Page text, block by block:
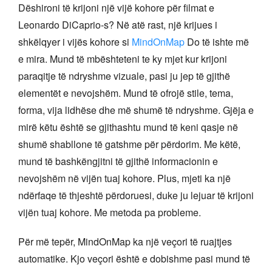
Dëshironi të krijoni një vijë kohore për filmat e
Leonardo DiCaprio-s? Në atë rast, një krijues i
shkëlqyer i vijës kohore si MindOnMap Do të ishte më
e mira. Mund të mbështeteni te ky mjet kur krijoni
paraqitje të ndryshme vizuale, pasi ju jep të gjithë
elementët e nevojshëm. Mund të ofrojë stile, tema,
forma, vija lidhëse dhe më shumë të ndryshme. Gjëja e
mirë këtu është se gjithashtu mund të keni qasje në
shumë shabllone të gatshme për përdorim. Me këtë,
mund të bashkëngjitni të gjithë informacionin e
nevojshëm në vijën tuaj kohore. Plus, mjeti ka një
ndërfaqe të thjeshtë përdoruesi, duke ju lejuar të krijoni
vijën tuaj kohore. Me metoda pa probleme.
Për më tepër, MindOnMap ka një veçori të ruajtjes
automatike. Kjo veçori është e dobishme pasi mund të